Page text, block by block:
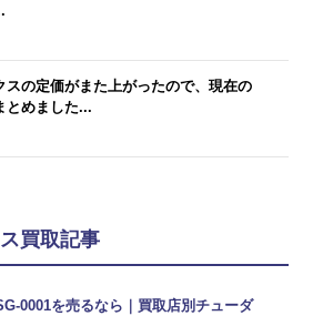
スの定価がまた上がったので、現在の
とめました...
買取記事
0001を売るなら｜買取店別チューダ